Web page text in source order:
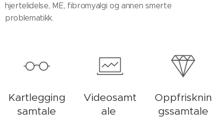
hjertelidelse, ME, fibromyalgi og annen smerte
problematikk.
Kartlegging
samtale
Videosamt
ale
Oppfrisknin
gssamtale